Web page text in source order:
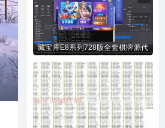
藏宝库E8系列728版全套棋牌源代
码下载